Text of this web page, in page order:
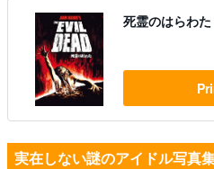
死霊のはらわた
実在しない謎のアイドル写真